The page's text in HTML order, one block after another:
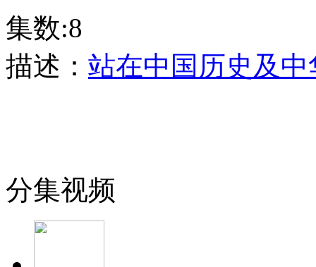
集数:8
描述： 站在中国历史及
分集视频